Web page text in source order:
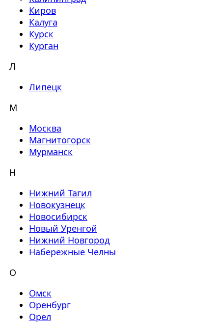
Киров
Калуга
Курск
Курган
Л
Липецк
М
Москва
Магнитогорск
Мурманск
Н
Нижний Тагил
Новокузнецк
Новосибирск
Новый Уренгой
Нижний Новгород
Набережные Челны
О
Омск
Оренбург
Орел